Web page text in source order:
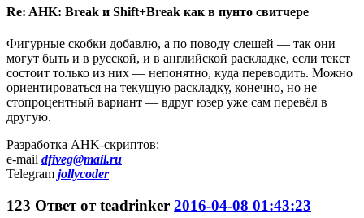
Re: AHK: Break и Shift+Break как в пунто свитчере
Фигурные скобки добавлю, а по поводу слешей — так они
могут быть и в русской, и в английской раскладке, если текст
состоит только из них — непонятно, куда переводить. Можно
ориентироваться на текущую раскладку, конечно, но не
стопроцентный вариант — вдруг юзер уже сам перевёл в
другую.
Разработка AHK-скриптов:
e-mail dfiveg@mail.ru
Telegram jollycoder
123 Ответ отteadrinker 2016-04-08 01:43:23